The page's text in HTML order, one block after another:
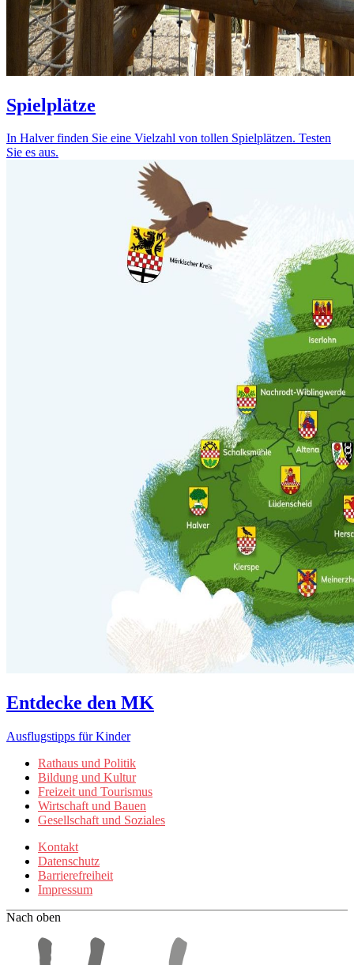
Spielplätze
In Halver finden Sie eine Vielzahl von tollen Spielplätzen. Testen
Sie es aus.
Entdecke den MK
Ausflugstipps für Kinder
Rathaus und Politik
Bildung und Kultur
Freizeit und Tourismus
Wirtschaft und Bauen
Gesellschaft und Soziales
Kontakt
Datenschutz
Barrierefreiheit
Impressum
Nach oben